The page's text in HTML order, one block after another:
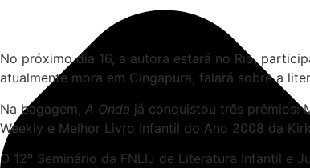
No próximo dia 16, a autora estará no Rio,
atualmente mora em Cingapura, falará sobre a
Na bagagem, A Onda já conquistou três prêmios:
Weekly e Melhor Livro Infantil do Ano 2008 da
O 12º Seminário da FNLIJ de Literatura Infantil e